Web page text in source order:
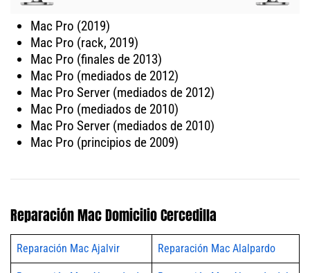
Mac Pro (2019)
Mac Pro (rack, 2019)
Mac Pro (finales de 2013)
Mac Pro (mediados de 2012)
Mac Pro Server (mediados de 2012)
Mac Pro (mediados de 2010)
Mac Pro Server (mediados de 2010)
Mac Pro (principios de 2009)
Reparación Mac Domicilio Cercedilla
Reparación Mac Ajalvir Reparación Mac Alalpardo